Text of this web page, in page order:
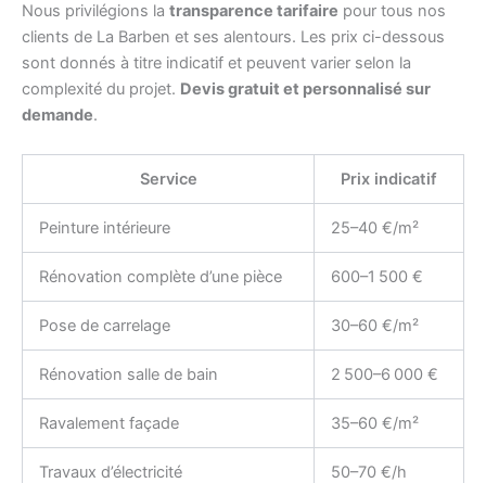
Nous privilégions la transparence tarifaire pour tous nos
clients de La Barben et ses alentours. Les prix ci-dessous
sont donnés à titre indicatif et peuvent varier selon la
complexité du projet. Devis gratuit et personnalisé sur
demande.
Service Prix indicatif
Peinture intérieure 25–40 €/m²
Rénovation complète d’une pièce 600–1 500 €
Pose de carrelage 30–60 €/m²
Rénovation salle de bain 2 500–6 000 €
Ravalement façade 35–60 €/m²
Travaux d’électricité 50–70 €/h